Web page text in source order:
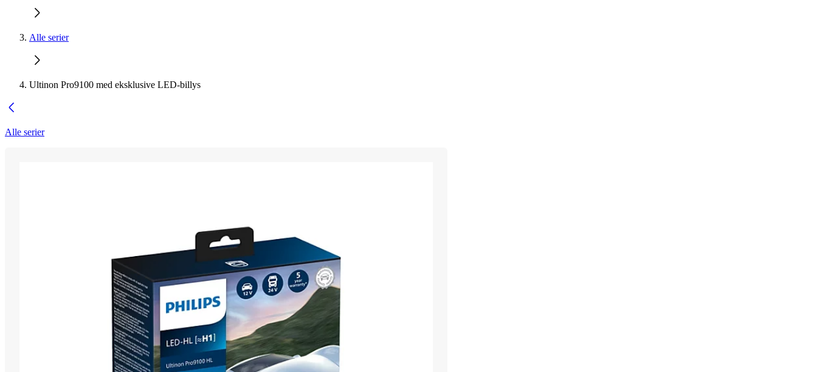
Alle serier
Ultinon Pro9100 med eksklusive LED-billys
Alle serier